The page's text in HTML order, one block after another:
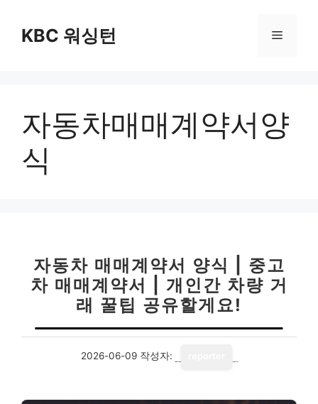
KBC 워싱턴 메
자동차매매계약서양
식
자동차 매매계약서 양식 | 중고
차 매매계약서 | 개인간 차량 거
래 꿀팁 공유할게요!
2026-06-09 작성자: